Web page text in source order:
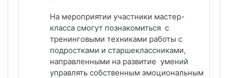
На мероприятии участники мастер-
класса смогут познакомиться с
тренинговыми техниками работы с
подростками и старшеклассниками,
направленными на развитие умений
управлять собственным эмоциональным